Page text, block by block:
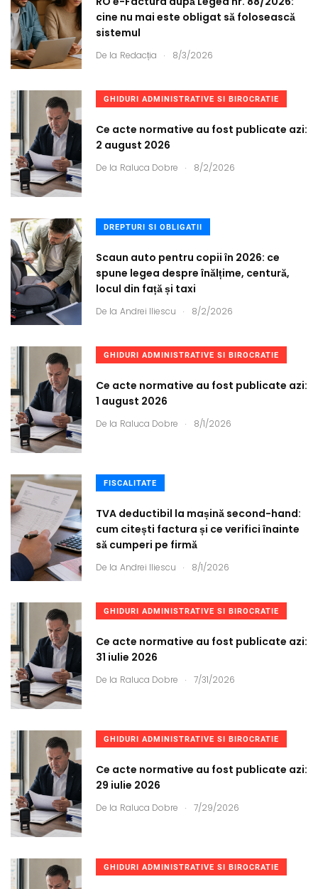
cine nu mai este obligat să folosească
sistemul
De la Redacția . 8/3/2026
GHIDURI ADMINISTRATIVE SI BIROCRATIE
Ce acte normative au fost publicate azi:
2 august 2026
De la Raluca Dobre . 8/2/2026
DREPTURI SI OBLIGATII
Scaun auto pentru copii în 2026: ce
spune legea despre înălțime, centură,
locul din față și taxi
De la Andrei Iliescu . 8/2/2026
GHIDURI ADMINISTRATIVE SI BIROCRATIE
Ce acte normative au fost publicate azi:
1 august 2026
De la Raluca Dobre . 8/1/2026
FISCALITATE
TVA deductibil la mașină second-hand:
cum citești factura și ce verifici înainte
să cumperi pe firmă
De la Andrei Iliescu . 8/1/2026
GHIDURI ADMINISTRATIVE SI BIROCRATIE
Ce acte normative au fost publicate azi:
31 iulie 2026
De la Raluca Dobre . 7/31/2026
GHIDURI ADMINISTRATIVE SI BIROCRATIE
Ce acte normative au fost publicate azi:
29 iulie 2026
De la Raluca Dobre . 7/29/2026
GHIDURI ADMINISTRATIVE SI BIROCRATIE